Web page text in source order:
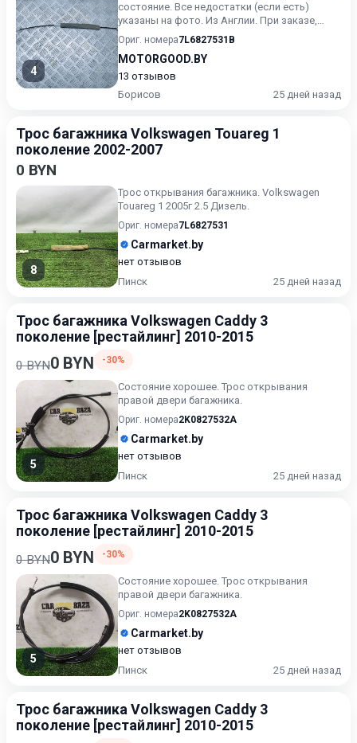
4
состояние. Все недостатки (если есть)
указаны на фото. Из Англии. При заказе,
будьте готовы назвать...
Ориг. номера7L6827531B
MOTORGOOD.BY
13 отзывов
Борисов
25 дней назад
Трос багажника Volkswagen Touareg 1
поколение 2002-2007
0 BYN
8
Трос открывания багажника. Volkswagen
Touareg 1 2005г 2.5 Дизель.
Ориг. номера7L6827531
Carmarket.by
нет отзывов
Пинск
25 дней назад
Трос багажника Volkswagen Caddy 3
поколение [рестайлинг] 2010-2015
0 BYN0 BYN -30%
5
Состояние хорошее. Трос открывания
правой двери багажника.
Ориг. номера2K0827532A
Carmarket.by
нет отзывов
Пинск
25 дней назад
Трос багажника Volkswagen Caddy 3
поколение [рестайлинг] 2010-2015
0 BYN0 BYN -30%
5
Состояние хорошее. Трос открывания
правой двери багажника.
Ориг. номера2K0827532A
Carmarket.by
нет отзывов
Пинск
25 дней назад
Трос багажника Volkswagen Caddy 3
поколение [рестайлинг] 2010-2015